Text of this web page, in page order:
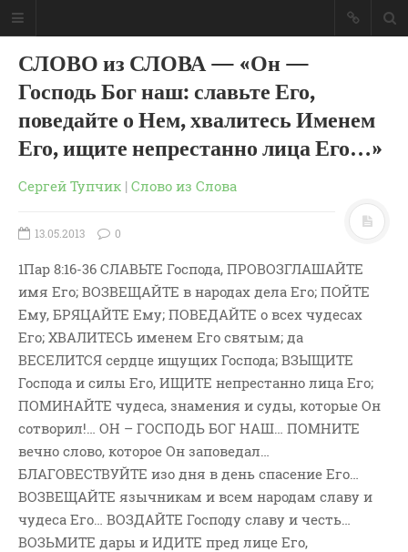
ГЛАВНАЯ
МОИ КНИГИ
СЛОВО-АУДИО
СЛОВО-ВИДЕО
ВОПРОСЫ ПАСТОРУ
КОНТАКТ
РУБРИКИ
СЛОВО из СЛОВА — «Он —
Господь Бог наш: славьте Его,
поведайте о Нем, хвалитесь Именем
Его, ищите непрестанно лица Его…»
Сергей Тупчик | Слово из Слова
13.05.2013 0
1Пар 8:16-36 СЛАВЬТЕ Господа, ПРОВОЗГЛАШАЙТЕ
имя Его; ВОЗВЕЩАЙТЕ в народах дела Его; ПОЙТЕ
Ему, БРЯЦАЙТЕ Ему; ПОВЕДАЙТЕ о всех чудесах
Его; ХВАЛИТЕСЬ именем Его святым; да
ВЕСЕЛИТСЯ сердце ищущих Господа; ВЗЫЩИТЕ
Господа и силы Его, ИЩИТЕ непрестанно лица Его;
ПОМИНАЙТЕ чудеса, знамения и суды, которые Он
сотворил!… ОН – ГОСПОДЬ БОГ НАШ… ПОМНИТЕ
вечно слово, которое Он заповедал…
БЛАГОВЕСТВУЙТЕ изо дня в день спасение Его…
ВОЗВЕЩАЙТЕ язычникам и всем народам славу и
чудеса Его… ВОЗДАЙТЕ Господу славу и честь…
ВОЗЬМИТЕ дары и ИДИТЕ пред лице Его,